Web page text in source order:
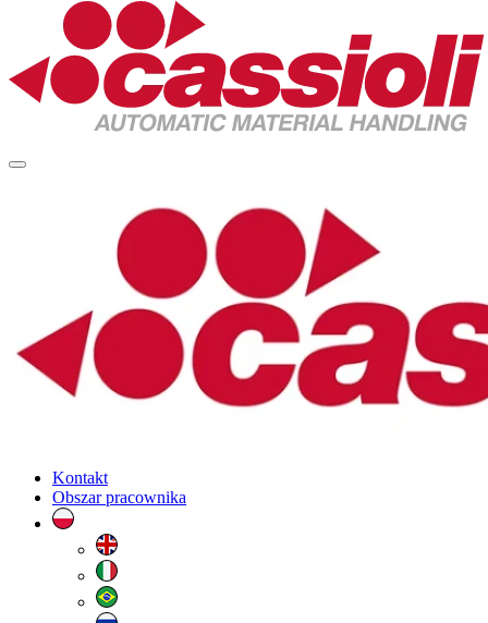
Kontakt
Obszar pracownika